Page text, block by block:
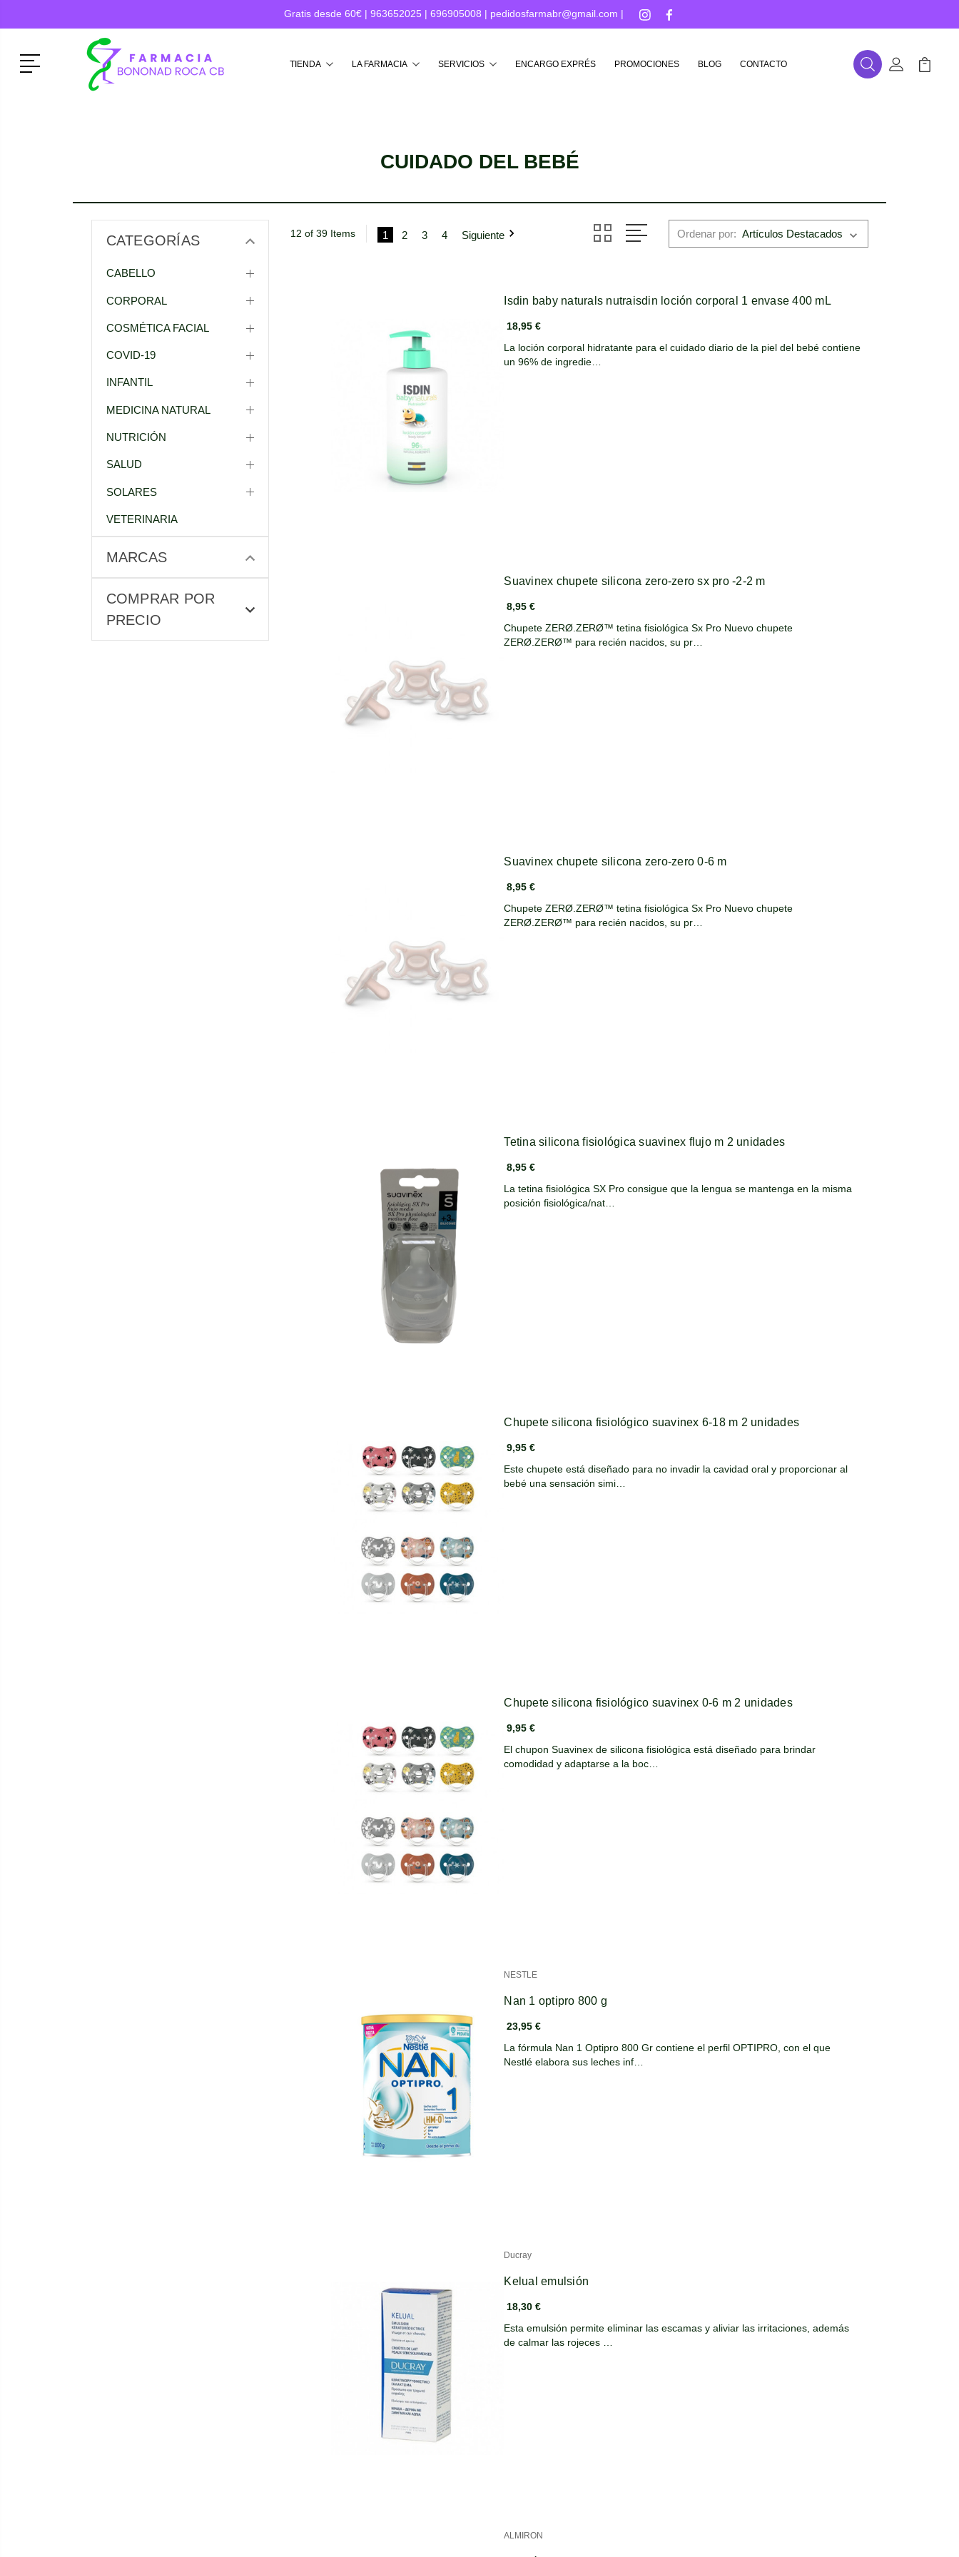
Gratis desde 60€ | 963652025 | 696905008 | pedidosfarmabr@gmail.com |
Menú TIENDA LA FARMACIA SERVICIOS ENCARGO EXPRÉS PROMOCIONES BLOG CONTACTO BuscarMi Cuenta
Mi
CUIDADO DEL BEBÉ
CATEGORÍAS
CABELLO
CORPORAL
COSMÉTICA FACIAL
COVID-19
INFANTIL
MEDICINA NATURAL
NUTRICIÓN
SALUD
SOLARES
VETERINARIA
MARCAS
COMPRAR POR
PRECIO
12 of 39 Items 1 2 3 4 Siguiente Ordenar por:
Isdin baby naturals nutraisdin loción corporal 1 envase 400 mL
18,95 €
La loción corporal hidratante para el cuidado diario de la piel del bebé contiene
un 96% de ingredie…
Suavinex chupete silicona zero-zero sx pro -2-2 m
8,95 €
Chupete ZERØ.ZERØ™ tetina fisiológica Sx Pro Nuevo chupete
ZERØ.ZERØ™ para recién nacidos, su pr…
Suavinex chupete silicona zero-zero 0-6 m
8,95 €
Chupete ZERØ.ZERØ™ tetina fisiológica Sx Pro Nuevo chupete
ZERØ.ZERØ™ para recién nacidos, su pr…
Tetina silicona fisiológica suavinex flujo m 2 unidades
8,95 €
La tetina fisiológica SX Pro consigue que la lengua se mantenga en la misma
posición fisiológica/nat…
Chupete silicona fisiológico suavinex 6-18 m 2 unidades
9,95 €
Este chupete está diseñado para no invadir la cavidad oral y proporcionar al
bebé una sensación simi…
Chupete silicona fisiológico suavinex 0-6 m 2 unidades
9,95 €
El chupon Suavinex de silicona fisiológica está diseñado para brindar
comodidad y adaptarse a la boc…
NESTLE
Nan 1 optipro 800 g
23,95 €
La fórmula Nan 1 Optipro 800 Gr contiene el perfil OPTIPRO, con el que
Nestlé elabora sus leches inf…
Ducray
Kelual emulsión
18,30 €
Esta emulsión permite eliminar las escamas y aliviar las irritaciones, además
de calmar las rojeces …
ALMIRON